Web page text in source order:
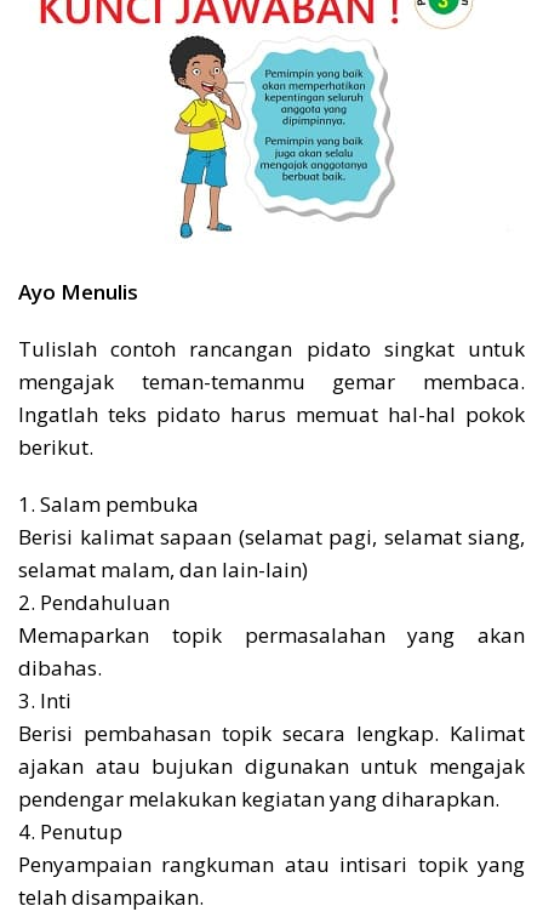
Ayo Menulis
Tulislah contoh rancangan pidato singkat untuk
mengajak teman-temanmu gemar membaca.
Ingatlah teks pidato harus memuat hal-hal pokok
berikut.
1. Salam pembuka
Berisi kalimat sapaan (selamat pagi, selamat siang,
selamat malam, dan lain-lain)
2. Pendahuluan
Memaparkan topik permasalahan yang akan
dibahas.
3. lnti
Berisi pembahasan topik secara lengkap. Kalimat
ajakan atau bujukan digunakan untuk mengajak
pendengar melakukan kegiatan yang diharapkan.
4. Penutup
Penyampaian rangkuman atau intisari topik yang
telah disampaikan.